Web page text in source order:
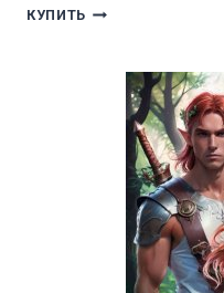
КУПИТЬ ДВА
МОЕЙ
ПОСТЕЛИ.
СЕРИИ